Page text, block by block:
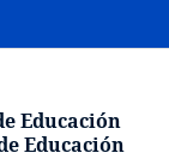
Educación
Educación